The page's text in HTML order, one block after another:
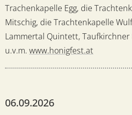
Trachenkapelle Egg, die
Mitschig, die Trachtenkapelle
Lammertal Quintett, Taufkirchner
u.v.m. www.honigfest.at
06.09.2026